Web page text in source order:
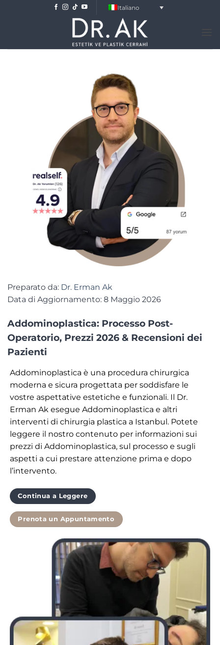
Italiano
Preparato da: Dr. Erman Ak
Data di Aggiornamento: 8 Maggio 2026
Addominoplastica: Processo Post-
Operatorio, Prezzi 2026 & Recensioni dei
Pazienti
Addominoplastica è una procedura chirurgica
moderna e sicura progettata per soddisfare le
vostre aspettative estetiche e funzionali. Il Dr.
Erman Ak esegue Addominoplastica e altri
interventi di chirurgia plastica a Istanbul. Potete
leggere il nostro contenuto per informazioni sui
prezzi di Addominoplastica, sul processo e sugli
aspetti a cui prestare attenzione prima e dopo
l’intervento.
Continua a Leggere
Prenota un Appuntamento